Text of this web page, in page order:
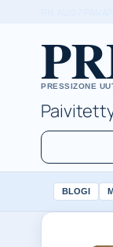
PRESSIZONE
BLOGI